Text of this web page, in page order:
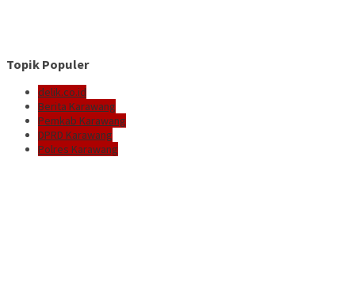
Topik Populer
delik.co.id
Berita Karawang
Pemkab Karawang
DPRD Karawang
Polres Karawang